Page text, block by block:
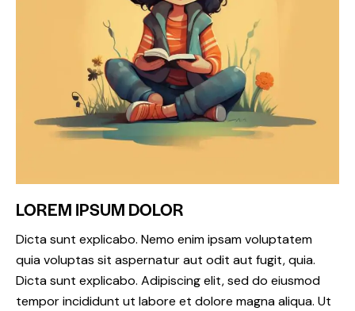
LOREM IPSUM DOLOR
Dicta sunt explicabo. Nemo enim ipsam voluptatem
quia voluptas sit aspernatur aut odit aut fugit, quia.
Dicta sunt explicabo. Adipiscing elit, sed do eiusmod
tempor incididunt ut labore et dolore magna aliqua. Ut